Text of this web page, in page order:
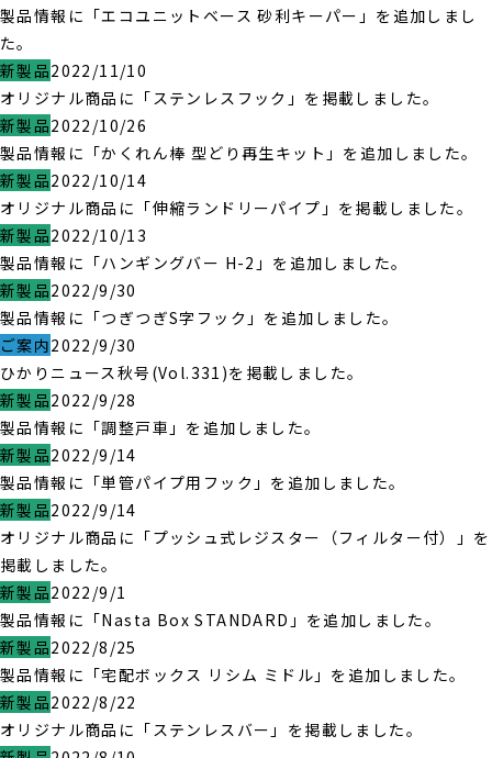
製品情報に「エコユニットベース 砂利キーパー」を追加しまし
た。
新製品2022/11/10
オリジナル商品に「ステンレスフック」を掲載しました。
新製品2022/10/26
製品情報に「かくれん棒 型どり再生キット」を追加しました。
新製品2022/10/14
オリジナル商品に「伸縮ランドリーパイプ」を掲載しました。
新製品2022/10/13
製品情報に「ハンギングバー H-2」を追加しました。
新製品2022/9/30
製品情報に「つぎつぎS字フック」を追加しました。
ご案内2022/9/30
ひかりニュース秋号(Vol.331)を掲載しました。
新製品2022/9/28
製品情報に「調整戸車」を追加しました。
新製品2022/9/14
製品情報に「単管パイプ用フック」を追加しました。
新製品2022/9/14
オリジナル商品に「プッシュ式レジスター（フィルター付）」を
掲載しました。
新製品2022/9/1
製品情報に「Nasta Box STANDARD」を追加しました。
新製品2022/8/25
製品情報に「宅配ボックス リシム ミドル」を追加しました。
新製品2022/8/22
オリジナル商品に「ステンレスバー」を掲載しました。